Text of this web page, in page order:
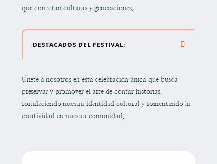
que conectan culturas y generaciones.
DESTACADOS DEL FESTIVAL:
Únete a nosotros en esta celebración única que busca
preservar y promover el arte de contar historias,
fortaleciendo nuestra identidad cultural y fomentando la
creatividad en nuestra comunidad.